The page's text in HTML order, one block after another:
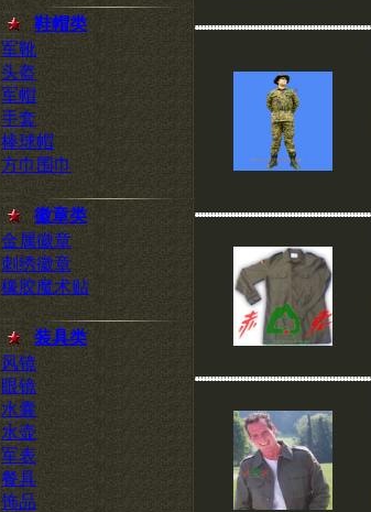
鞋帽类
军靴
头盔
军帽
手套
棒球帽
方巾围巾
徽章类
金属徽章
刺绣徽章
橡胶魔术贴
装具类
风镜
眼镜
水囊
水壶
军表
餐具
饰品